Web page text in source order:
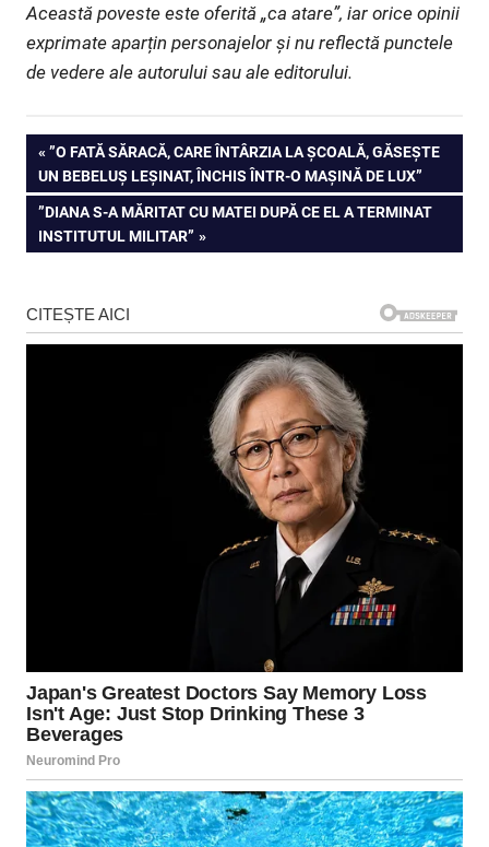
Această poveste este oferită „ca atare”, iar orice opinii
exprimate aparțin personajelor și nu reflectă punctele
de vedere ale autorului sau ale editorului.
Navigare
în
articole
PREVIOUS
POST:
”O FATĂ SĂRACĂ, CARE ÎNTÂRZIA LA ȘCOALĂ, GĂSEȘTE
UN BEBELUȘ LEȘINAT, ÎNCHIS ÎNTR-O MAȘINĂ DE LUX”
NEXT
POST:
”DIANA S-A MĂRITAT CU MATEI DUPĂ CE EL A TERMINAT
INSTITUTUL MILITAR”